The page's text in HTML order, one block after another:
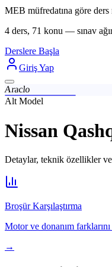
MEB müfredatına göre ders
4 ders, 71 konu — sınav
Derslere Başla
Giriş Yap
Araclo
Alt Model
Nissan
Detaylar, teknik özellikler
Broşür Karşılaştırma
Motor ve donanım farklarını
→